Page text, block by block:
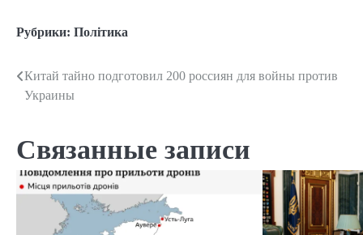
Рубрики: Політика
Навигация
записям
Китай тайно подготовил 200 россиян для войны против
Украины
Связанные записи